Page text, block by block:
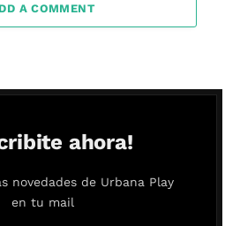
A COMMENT
ahora!
novedades de Urbana Play
en tu mail